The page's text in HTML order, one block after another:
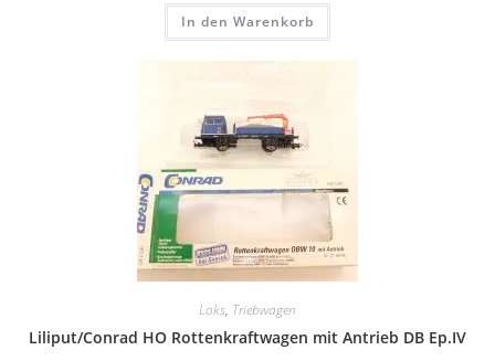
In den Warenkorb
Loks, Triebwagen
Liliput/Conrad HO Rottenkraftwagen mit Antrieb DB Ep.IV